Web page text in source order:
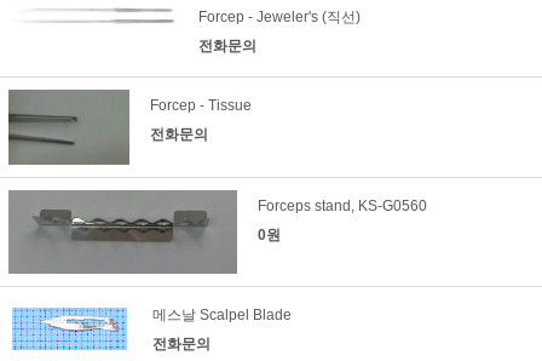
Forcep - Jeweler's (직선)
전화문의
Forcep - Tissue
전화문의
Forceps stand, KS-G0560
0원
메스날 Scalpel Blade
전화문의